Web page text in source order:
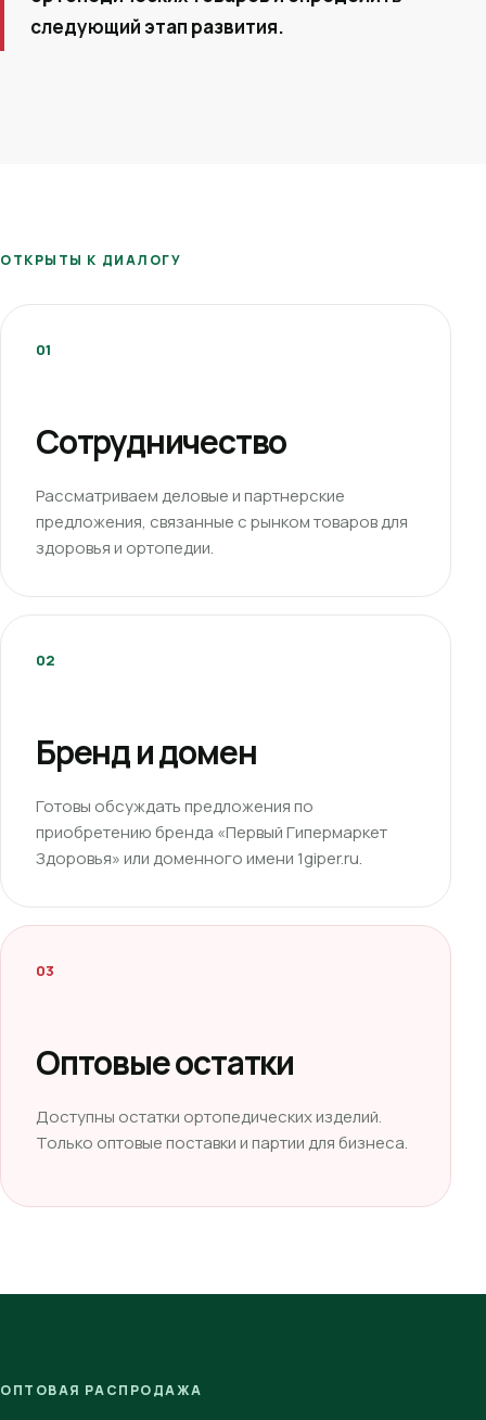
следующий этап развития.
ОТКРЫТЫ К ДИАЛОГУ
01
Сотрудничество
Рассматриваем деловые и партнерские
предложения, связанные с рынком товаров для
здоровья и ортопедии.
02
Бренд и домен
Готовы обсуждать предложения по
приобретению бренда «Первый Гипермаркет
Здоровья» или доменного имени 1giper.ru.
03
Оптовые остатки
Доступны остатки ортопедических изделий.
Только оптовые поставки и партии для бизнеса.
ОПТОВАЯ РАСПРОДАЖА